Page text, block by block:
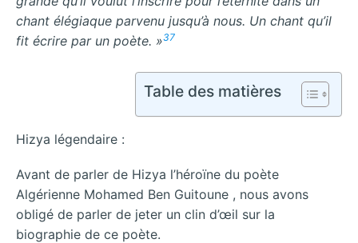
chant élégiaque parvenu jusqu’à nous. Un chant qu’il
fit écrire par un poète. »37
Table des matières
Hizya légendaire :
Avant de parler de Hizya l’héroïne du poète
Algérienne Mohamed Ben Guitoune , nous avons
obligé de parler de jeter un clin d’œil sur la
biographie de ce poète.